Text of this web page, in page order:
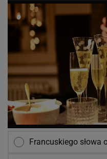
Francuskiego słowa